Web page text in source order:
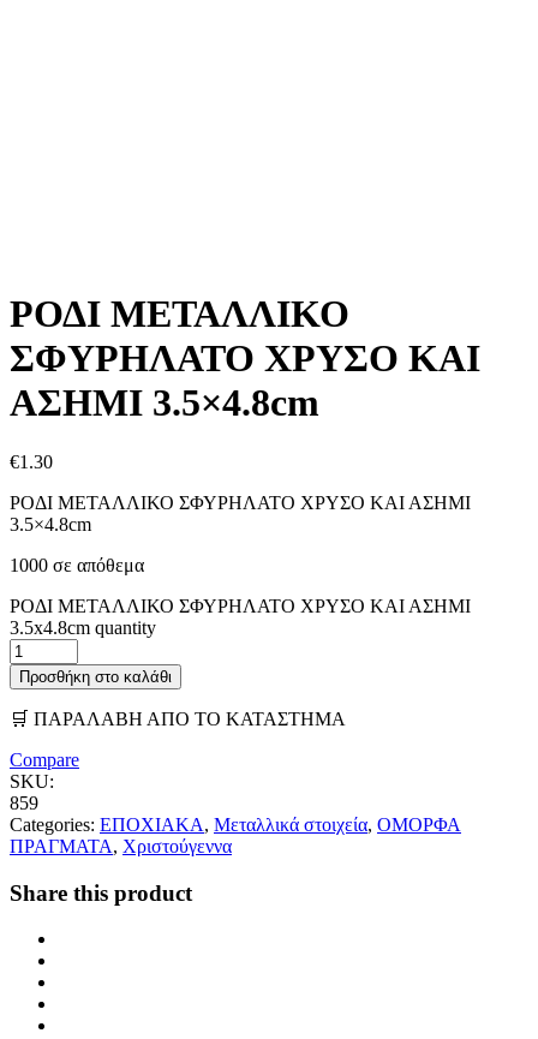
ΡΟΔΙ ΜΕΤΑΛΛΙΚΟ
ΣΦΥΡΗΛΑΤΟ ΧΡΥΣΟ ΚΑΙ
ΑΣΗΜΙ 3.5×4.8cm
€1.30
ΡΟΔΙ ΜΕΤΑΛΛΙΚΟ ΣΦΥΡΗΛΑΤΟ ΧΡΥΣΟ ΚΑΙ ΑΣΗΜΙ
3.5×4.8cm
1000 σε απόθεμα
ΡΟΔΙ ΜΕΤΑΛΛΙΚΟ ΣΦΥΡΗΛΑΤΟ ΧΡΥΣΟ ΚΑΙ ΑΣΗΜΙ
3.5x4.8cm quantity
Προσθήκη στο καλάθι
🛒 ΠΑΡΑΛΑΒΗ ΑΠΟ ΤΟ ΚΑΤΑΣΤΗΜΑ
Compare
SKU:
859
Categories: ΕΠΟΧΙΑΚΑ, Μεταλλικά στοιχεία, ΟΜΟΡΦΑ
ΠΡΑΓΜΑΤΑ, Χριστούγεννα
Share this product